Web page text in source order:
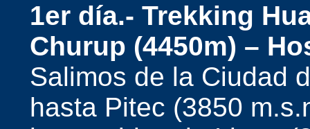
1er día.- Trekking
Churup (4450m) –
Salimos de la Ciudad
hasta Pitec (3850